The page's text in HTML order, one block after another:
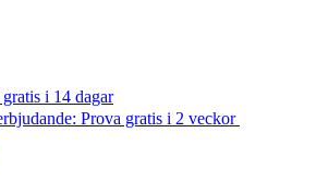
i 14 dagar
Prova gratis i 2 veckor